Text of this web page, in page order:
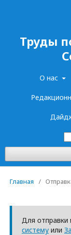
Труды
О нас
Главная /
Для отправки
систему или